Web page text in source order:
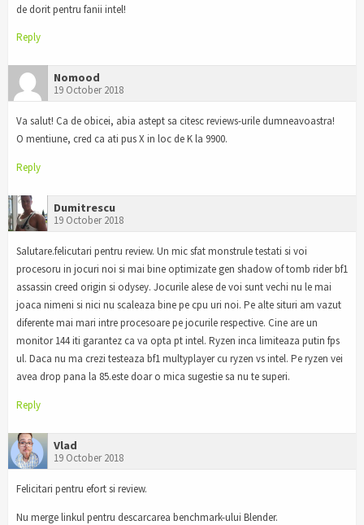
de dorit pentru fanii intel!
Reply
Nomood
19 October 2018
Va salut! Ca de obicei, abia astept sa citesc reviews-urile dumneavoastra!
O mentiune, cred ca ati pus X in loc de K la 9900.
Reply
Dumitrescu
19 October 2018
Salutare.felicutari pentru review. Un mic sfat monstrule testati si voi
procesoru in jocuri noi si mai bine optimizate gen shadow of tomb rider bf1
assassin creed origin si odysey. Jocurile alese de voi sunt vechi nu le mai
joaca nimeni si nici nu scaleaza bine pe cpu uri noi. Pe alte situri am vazut
diferente mai mari intre procesoare pe jocurile respective. Cine are un
monitor 144 iti garantez ca va opta pt intel. Ryzen inca limiteaza putin fps
ul. Daca nu ma crezi testeaza bf1 multyplayer cu ryzen vs intel. Pe ryzen vei
avea drop pana la 85.este doar o mica sugestie sa nu te superi.
Reply
Vlad
19 October 2018
Felicitari pentru efort si review.
Nu merge linkul pentru descarcarea benchmark-ului Blender.